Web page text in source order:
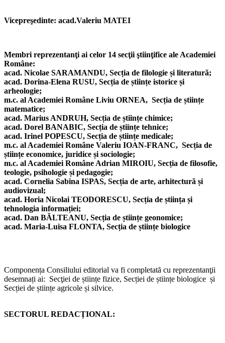
Vicepreşedinte: acad.Valeriu MATEI
Membri reprezentanţi ai celor 14 secţii ştiinţifice ale Academiei
Române:
acad. Nicolae SARAMANDU, Secția de filologie și literatură;
acad. Dorina-Elena RUSU, Secția de științe istorice și
arheologie;
m.c. al Academiei Române Liviu ORNEA, Secția de științe
matematice;
acad. Marius ANDRUH, Secția de științe chimice;
acad. Dorel BANABIC, Secția de științe tehnice;
acad. Irinel POPESCU, Secția de științe medicale;
m.c. al Academiei Române Valeriu IOAN-FRANC, Secția de
științe economice, juridice și sociologie;
m.c. al Academiei Române Adrian MIROIU, Secția de filosofie,
teologie, psihologie și pedagogie;
acad. Cornelia Sabina ISPAS, Secția de arte, arhitectură și
audiovizual;
acad. Horia Nicolai TEODORESCU, Secția de știința și
tehnologia informației;
acad. Dan BĂLTEANU, Secția de științe geonomice;
acad. Maria-Luisa FLONTA, Secția de științe biologice
Componența Consiliului editorial va fi completată cu reprezentanţii
desemnați ai: Secţiei de științe fizice, Secției de științe biologice și
Secției de științe agricole și silvice.
SECTORUL REDACȚIONAL: